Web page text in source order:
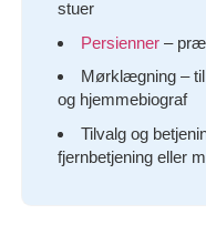
stuer
Persienner –
Mørklægning –
og hjemmebiograf
Tilvalg og
fjernbetjening eller